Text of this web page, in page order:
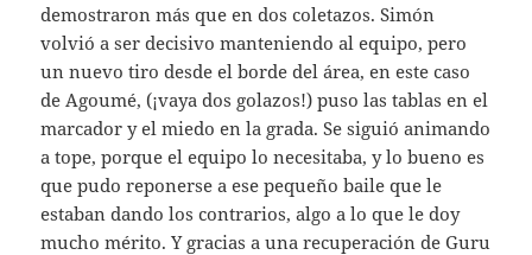
demostraron más que en dos coletazos. Simón
volvió a ser decisivo manteniendo al equipo, pero
un nuevo tiro desde el borde del área, en este caso
de Agoumé, (¡vaya dos golazos!) puso las tablas en el
marcador y el miedo en la grada. Se siguió animando
a tope, porque el equipo lo necesitaba, y lo bueno es
que pudo reponerse a ese pequeño baile que le
estaban dando los contrarios, algo a lo que le doy
mucho mérito. Y gracias a una recuperación de Guru